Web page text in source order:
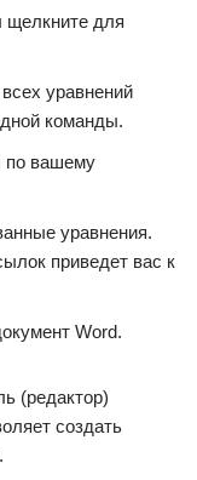
щелкните для
уравнений
команды.
по вашему
уравнения.
приведет вас к
Word.
(редактор)
создать